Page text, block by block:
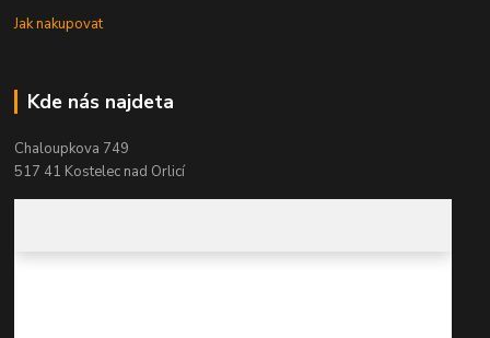
Jak nakupovat
Kde nás najdeta
Chaloupkova 749
517 41 Kostelec nad Orlicí